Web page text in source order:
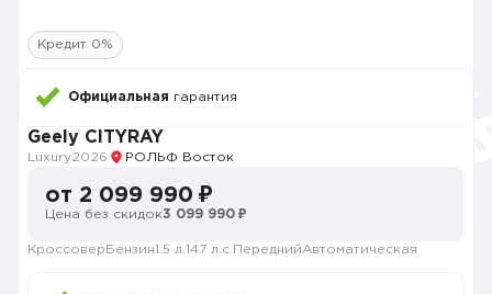
Кредит 0%
Официальная гарантия
Geely CITYRAY
Luxury2026 РОЛЬФ Восток
от 2 099 990 ₽
Цена без скидок3 099 990 ₽
Кроссовер Бензин1.5 л. 147 л.с. ПереднийАвтоматическая